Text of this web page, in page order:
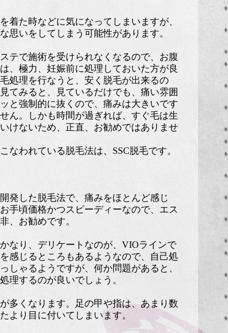
着た時などに気になってしまいますが、
思いをしてしまう可能性があります。
テで施術を受けられなくなるので、お腹
、極力、妊娠前に処理しておいた方が良
処理を行なうと、安く脱毛が出来るの
てみると、見ているだけでも、痛い雰囲
と強制的に抜くので、痛みは大きいです
ん。しかも時間が過ぎれば、すぐ毛は生
けないため、正直、お勧めではありませ
なわれている脱毛法は、SSC脱毛です。
発した脱毛法で、痛みをほとんど感じ
手頃価格かつスピーディーなので、エス
、お勧めです。
なり、デリケートなのが、VIOラインで
感じるところもあるようなので、自己処
しゃるようですが、何か問題があると、
理するのが良いでしょう。
多くなります。足の甲や指は、あまり数
より目に付いてしまいます。